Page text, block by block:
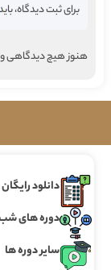
برای ثبت دیدگاه،
هنوز هیچ دیدگاهی
دانلود
دوره های شب
سایر دوره ها